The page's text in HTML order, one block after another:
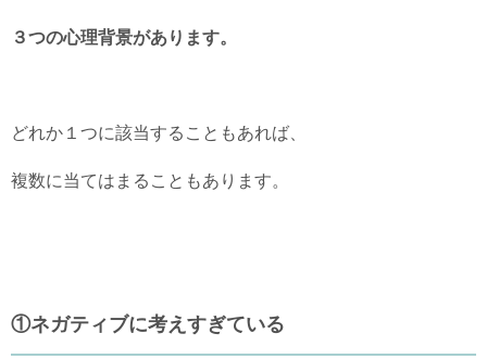
３つの心理背景があります。
どれか１つに該当することもあれば、
複数に当てはまることもあります。
①ネガティブに考えすぎている